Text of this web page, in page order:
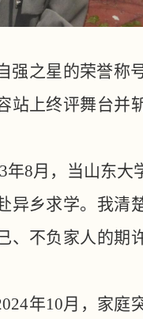
强之星的荣誉称
站上终评舞台并
年8月，当山东大
异乡求学。我清
、不负家人的期
年10月，家庭